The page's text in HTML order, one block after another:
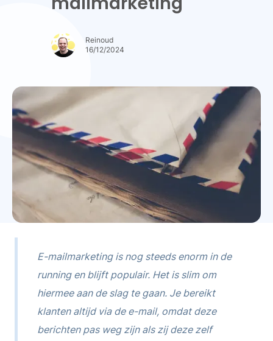
Reinoud
16/12/2024
E-mailmarketing is nog steeds enorm in de
running en blijft populair. Het is slim om
hiermee aan de slag te gaan. Je bereikt
klanten altijd via de e-mail, omdat deze
berichten pas weg zijn als zij deze zelf